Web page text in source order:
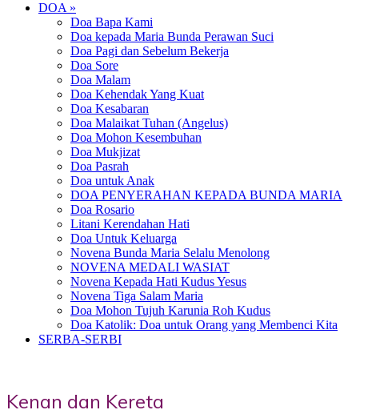
DOA »
Doa Bapa Kami
Doa kepada Maria Bunda Perawan Suci
Doa Pagi dan Sebelum Bekerja
Doa Sore
Doa Malam
Doa Kehendak Yang Kuat
Doa Kesabaran
Doa Malaikat Tuhan (Angelus)
Doa Mohon Kesembuhan
Doa Mukjizat
Doa Pasrah
Doa untuk Anak
DOA PENYERAHAN KEPADA BUNDA MARIA
Doa Rosario
Litani Kerendahan Hati
Doa Untuk Keluarga
Novena Bunda Maria Selalu Menolong
NOVENA MEDALI WASIAT
Novena Kepada Hati Kudus Yesus
Novena Tiga Salam Maria
Doa Mohon Tujuh Karunia Roh Kudus
Doa Katolik: Doa untuk Orang yang Membenci Kita
SERBA-SERBI
Kenan dan Kereta